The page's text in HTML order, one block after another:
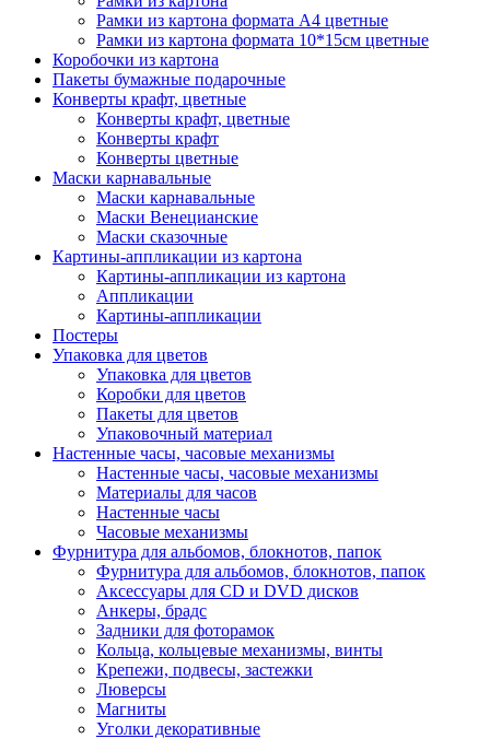
Рамки из картона формата А4 цветные
Рамки из картона формата 10*15см цветные
Коробочки из картона
Пакеты бумажные подарочные
Конверты крафт, цветные
Конверты крафт, цветные
Конверты крафт
Конверты цветные
Маски карнавальные
Маски карнавальные
Маски Венецианские
Маски сказочные
Картины-аппликации из картона
Картины-аппликации из картона
Аппликации
Картины-аппликации
Постеры
Упаковка для цветов
Упаковка для цветов
Коробки для цветов
Пакеты для цветов
Упаковочный материал
Настенные часы, часовые механизмы
Настенные часы, часовые механизмы
Материалы для часов
Настенные часы
Часовые механизмы
Фурнитура для альбомов, блокнотов, папок
Фурнитура для альбомов, блокнотов, папок
Аксессуары для CD и DVD дисков
Анкеры, брадс
Задники для фоторамок
Кольца, кольцевые механизмы, винты
Крепежи, подвесы, застежки
Люверсы
Магниты
Уголки декоративные